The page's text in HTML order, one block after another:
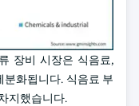
장비 시장은 식음료,
화됩니다. 식음료 부
지했습니다.